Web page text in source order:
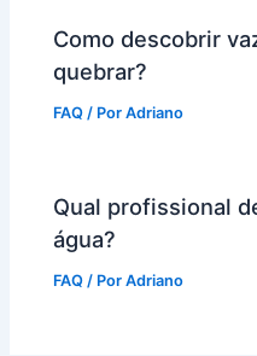
Como descobrir
quebrar?
FAQ / PorAdriano
Qual profissional
água?
FAQ / PorAdriano